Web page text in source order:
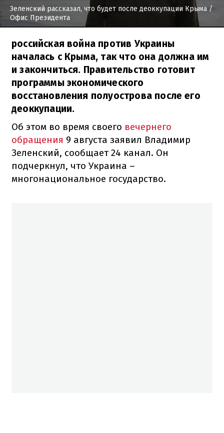
Зеленский рассказал, что будет после деоккупации Крыма /
Офис Президента
российская война против Украины
началась с Крыма, так что она должна им
и закончиться. Правительство готовит
программы экономического
восстановления полуострова после его
деоккупации.
Об этом во время своего вечернего
обращения 9 августа заявил Владимир
Зеленский, сообщает 24 канал. Он
подчеркнул, что Украина –
многонациональное государство.